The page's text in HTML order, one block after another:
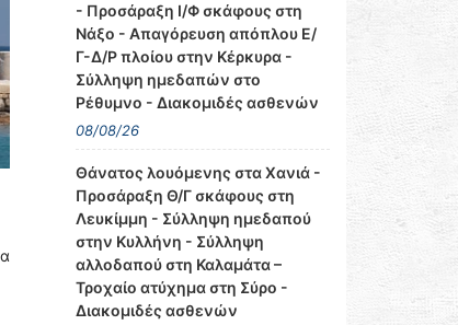
- Προσάραξη Ι/Φ σκάφους στη
Νάξο - Απαγόρευση απόπλου Ε/
Γ-Δ/Ρ πλοίου στην Κέρκυρα -
Σύλληψη ημεδαπών στο
Ρέθυμνο - Διακομιδές ασθενών
08/08/26
Θάνατος λουόμενης στα Χανιά -
Προσάραξη Θ/Γ σκάφους στη
Λευκίμμη - Σύλληψη ημεδαπού
στην Κυλλήνη - Σύλληψη
αλλοδαπού στη Καλαμάτα –
Τροχαίο ατύχημα στη Σύρο -
Διακομιδές ασθενών